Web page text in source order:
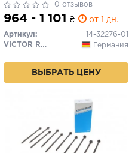
0 отзывов
964 - 1 101 ₴ от 1 дн.
Артикул:
14-32276-01
VICTOR REINZ
Германия
ВЫБРАТЬ ЦЕНУ